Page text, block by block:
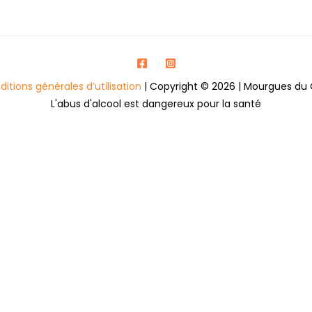
générales d’utilisation | Copyright © 2026 | Mourgues du
L'abus d'alcool est dangereux pour la santé